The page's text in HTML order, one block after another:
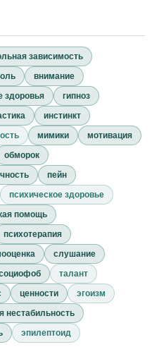
зависимость
внимание
здоровья
гипноз
инстинкт
мимики
мотивация
обморок
пейн
психическое здоровье
помощь
психотерапия
слушание
талант
ценности
эгоизм
нестабильность
эпилептоид